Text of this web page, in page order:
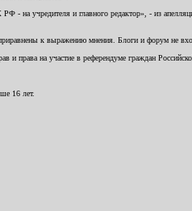
учредителя и главного редактор», - из
к выражению мнения. Блоги и форум не
права на участие в референдуме граждан
16 лет.